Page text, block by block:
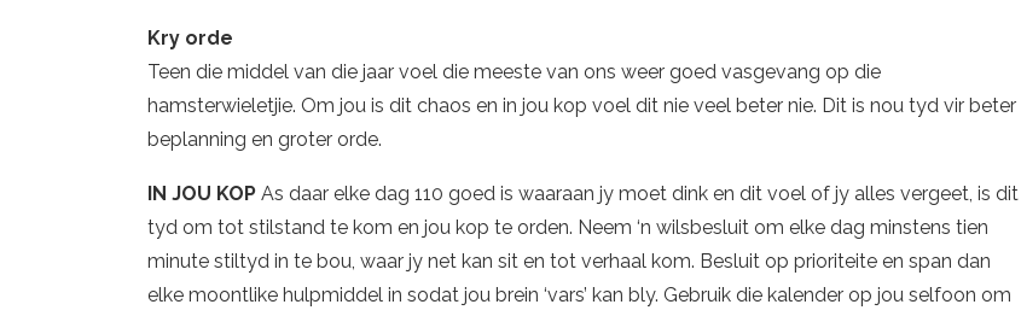
Kry orde
Teen die middel van die jaar voel die meeste van ons weer goed vasgevang op die
hamsterwieletjie. Om jou is dit chaos en in jou kop voel dit nie veel beter nie. Dit is nou tyd vir beter
beplanning en groter orde.
IN JOU KOP As daar elke dag 110 goed is waaraan jy moet dink en dit voel of jy alles vergeet, is dit
tyd om tot stilstand te kom en jou kop te orden. Neem ‘n wilsbesluit om elke dag minstens tien
minute stiltyd in te bou, waar jy net kan sit en tot verhaal kom. Besluit op prioriteite en span dan
elke moontlike hulpmiddel in sodat jou brein ‘vars’ kan bly. Gebruik die kalender op jou selfoon om